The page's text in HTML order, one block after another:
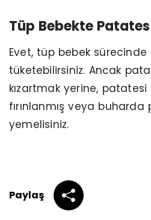
Tüp Bebekte
Evet, tüp bebek
tüketebilirsiniz. Ancak
kızartmak yerine, patatesi
fırınlanmış veya buharda
yemelisiniz.
Paylaş